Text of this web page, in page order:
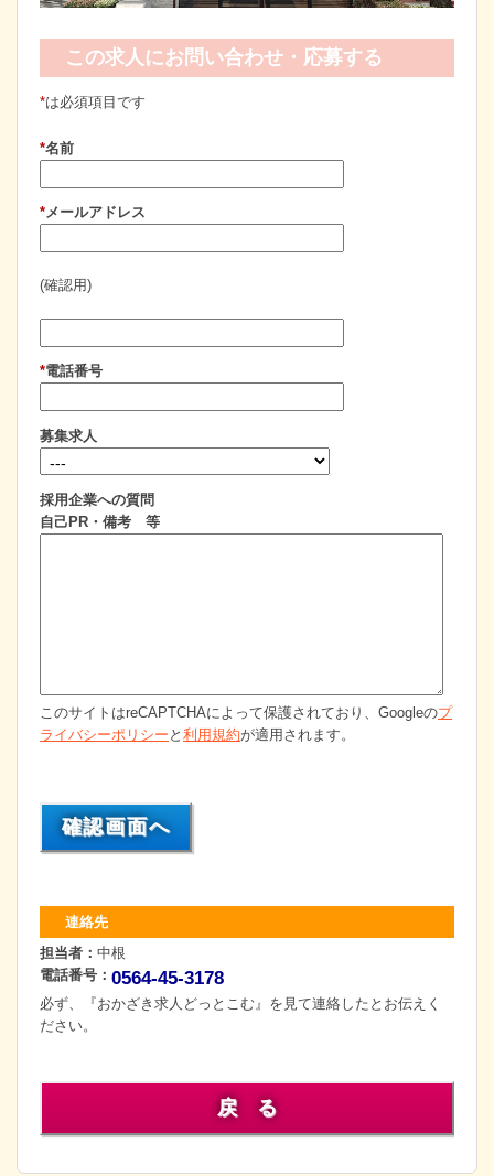
この求人にお問い合わせ・応募する
*は必須項目です
*名前
*メールアドレス
(確認用)
*電話番号
募集求人
採用企業への質問
自己PR・備考 等
このサイトはreCAPTCHAによって保護されており、Googleのプ
ライバシーポリシー と 利用規約が適用されます。
連絡先
担当者： 中根
電話番号： 0564-45-3178
必ず、『おかざき求人どっとこむ』を見て連絡したとお伝えく
ださい。
戻 る